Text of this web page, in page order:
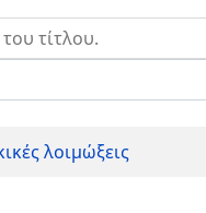
τίτλου.
λοιμώξεις